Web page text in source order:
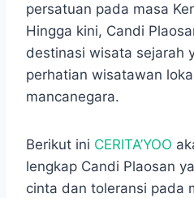
persatuan pada masa
Hingga kini, Candi
destinasi wisata sejarah
perhatian wisatawan
mancanegara.
Berikut ini CERITA’YOO
lengkap Candi Plaosan
cinta dan toleransi pada